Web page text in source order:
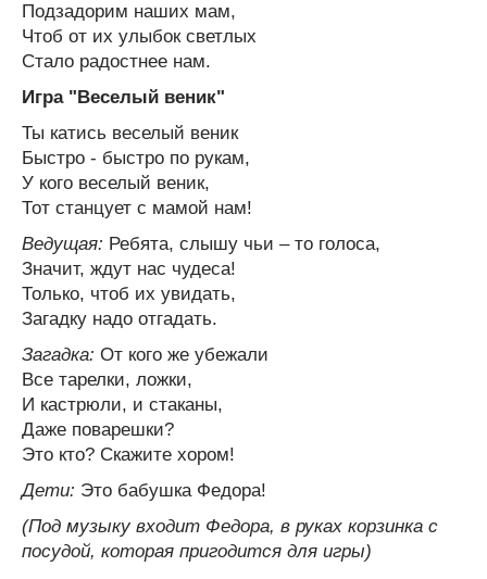
Подзадорим наших мам,
Чтоб от их улыбок светлых
Стало радостнее нам.
Игра "Веселый веник"
Ты катись веселый веник
Быстро - быстро по рукам,
У кого веселый веник,
Тот станцует с мамой нам!
Ведущая: Ребята, слышу чьи – то голоса,
Значит, ждут нас чудеса!
Только, чтоб их увидать,
Загадку надо отгадать.
Загадка: От кого же убежали
Все тарелки, ложки,
И кастрюли, и стаканы,
Даже поварешки?
Это кто? Скажите хором!
Дети: Это бабушка Федора!
(Под музыку входит Федора, в руках корзинка с
посудой, которая пригодится для игры)